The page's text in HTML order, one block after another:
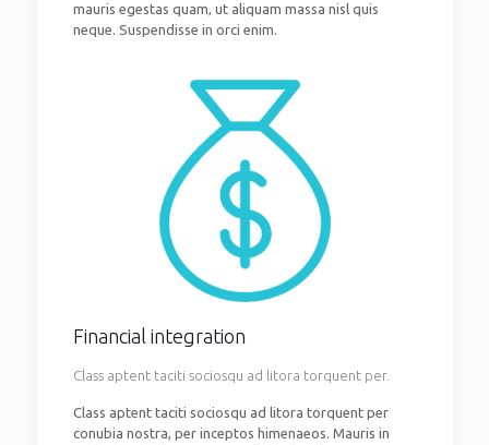
mauris egestas quam, ut aliquam massa nisl quis
neque. Suspendisse in orci enim.
Financial integration
Class aptent taciti sociosqu ad litora torquent per.
Class aptent taciti sociosqu ad litora torquent per
conubia nostra, per inceptos himenaeos. Mauris in